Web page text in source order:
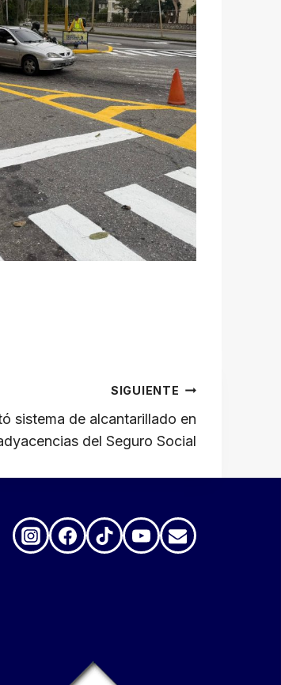
SIGUIENTE
sistema de alcantarillado en
del Seguro Social